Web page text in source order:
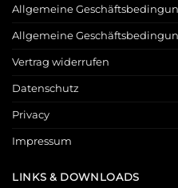
Allgemeine
Allgemeine
Vertrag widerrufen
Datenschutz
Privacy
Impressum
LINKS & DOWNLOADS